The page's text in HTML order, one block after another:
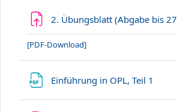
2. Übungsblatt (Abgabe bis
[PDF-Download]
Einführung in OPL, Teil 1